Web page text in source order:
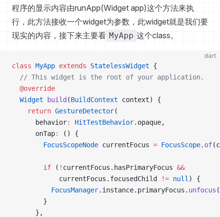
程序的显示内容由runApp(Widget app)这个方法来执
行，此方法接收一个widget为参数，此widget就是我们要
现实的内容，接下来主要看 MyApp 这个class。
dart
class MyApp extends StatelessWidget {
  // This widget is the root of your application.
  @override
  Widget
build (BuildContext context) {
    return
GestureDetector(
      behavior
: HitTestBehavior.opaque,
      onTap
:
() {
        FocusScopeNode
currentFocus = FocusScope. of
        if
( ! currentFocus.hasPrimaryFocus &&
            currentFocus.focusedChild
!= null ) {
          FocusManager
.instance.primaryFocus. unfocus
        }
      },